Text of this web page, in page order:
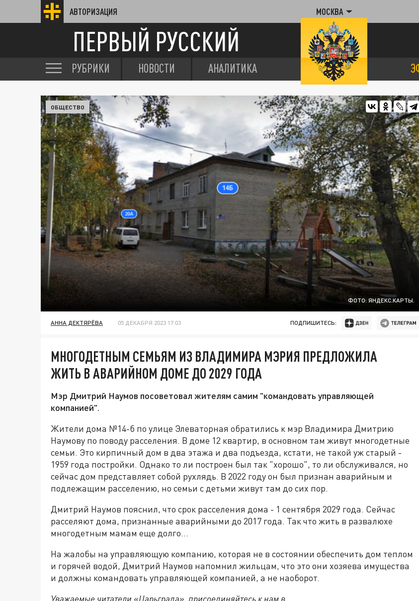
АВТОРИЗАЦИЯ МОСКВА
ПЕРВЫЙ РУССКИЙ
РУБРИКИ НОВОСТИ АНАЛИТИКА
ФОТО: ЯНДЕКС.КАРТЫ.
ОБЩЕСТВО
АННА ДЕКТЯРЁВА 05 ДЕКАБРЯ 2023 17:03 ПОДПИШИТЕСЬ:
МНОГОДЕТНЫМ СЕМЬЯМ ИЗ ВЛАДИМИРА МЭРИЯ ПРЕДЛОЖИЛА
ЖИТЬ В АВАРИЙНОМ ДОМЕ ДО 2029 ГОДА
Мэр Дмитрий Наумов посоветовал жителям самим "командовать управляющей
компанией".
Жители дома №14-б по улице Элеваторная обратились к мэр Владимира Дмитрию
Наумову по поводу расселения. В доме 12 квартир, в основном там живут многодетные
семьи. Это кирпичный дом в два этажа и два подъезда, кстати, не такой уж старый -
1959 года постройки. Однако то ли построен был так "хорошо", то ли обслуживался, но
сейчас дом представляет собой рухлядь. В 2022 году он был признан аварийным и
подлежащим расселению, но семьи с детьми живут там до сих пор.
Дмитрий Наумов пояснил, что срок расселения дома - 1 сентября 2029 года. Сейчас
расселяют дома, признанные аварийными до 2017 года. Так что жить в развалюхе
многодетным мамам еще долго...
На жалобы на управляющую компанию, которая не в состоянии обеспечить дом теплом
и горячей водой, Дмитрий Наумов напомнил жильцам, что это они хозяева имущества
и должны командовать управляющей компанией, а не наоборот.
Уважаемые читатели «Царьграда», присоединяйтесь к нам в